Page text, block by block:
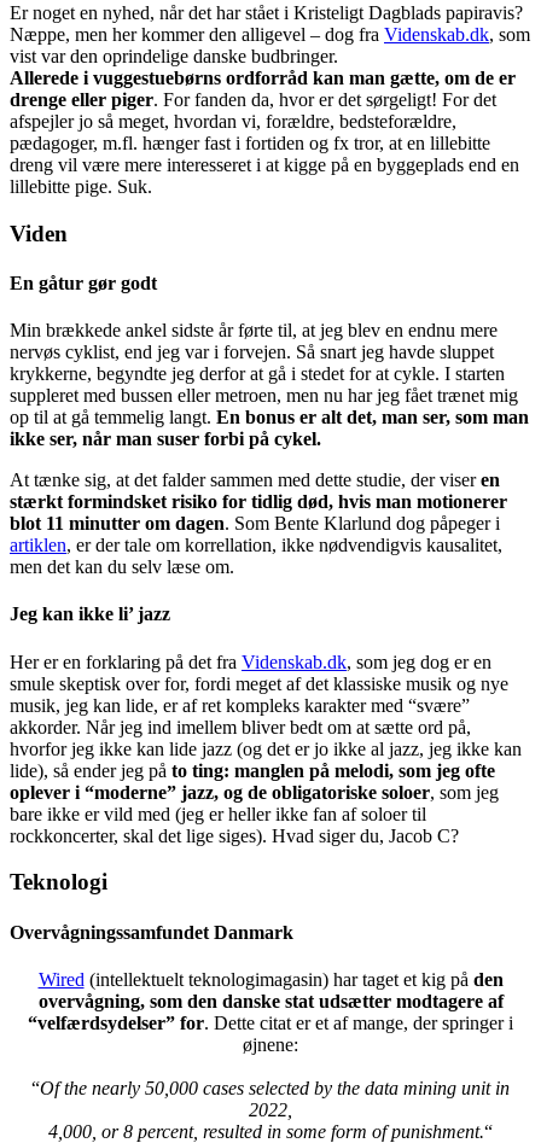
Er noget en nyhed, når det har stået i Kristeligt Dagblads papiravis?
Næppe, men her kommer den alligevel – dog fra Videnskab.dk, som
vist var den oprindelige danske budbringer.
Allerede i vuggestuebørns ordforråd kan man gætte, om de er
drenge eller piger. For fanden da, hvor er det sørgeligt! For det
afspejler jo så meget, hvordan vi, forældre, bedsteforældre,
pædagoger, m.fl. hænger fast i fortiden og fx tror, at en lillebitte
dreng vil være mere interesseret i at kigge på en byggeplads end en
lillebitte pige. Suk.
Viden
En gåtur gør godt
Min brækkede ankel sidste år førte til, at jeg blev en endnu mere
nervøs cyklist, end jeg var i forvejen. Så snart jeg havde sluppet
krykkerne, begyndte jeg derfor at gå i stedet for at cykle. I starten
suppleret med bussen eller metroen, men nu har jeg fået trænet mig
op til at gå temmelig langt. En bonus er alt det, man ser, som man
ikke ser, når man suser forbi på cykel.
At tænke sig, at det falder sammen med dette studie, der viseren
stærkt formindsket risiko for tidlig død, hvis man motionerer
blot 11 minutter om dagen. Som Bente Klarlund dog påpeger i
artiklen, er der tale om korrellation, ikke nødvendigvis kausalitet,
men det kan du selv læse om.
Jeg kan ikke li’ jazz
Her er en forklaring på det fra Videnskab.dk, som jeg dog er en
smule skeptisk over for, fordi meget af det klassiske musik og nye
musik, jeg kan lide, er af ret kompleks karakter med “svære”
akkorder. Når jeg ind imellem bliver bedt om at sætte ord på,
hvorfor jeg ikke kan lide jazz (og det er jo ikke al jazz, jeg ikke kan
lide), så ender jeg på to ting: manglen på melodi, som jeg ofte
oplever i “moderne” jazz, og de obligatoriske soloer, som jeg
bare ikke er vild med (jeg er heller ikke fan af soloer til
rockkoncerter, skal det lige siges). Hvad siger du, Jacob C?
Teknologi
Overvågningssamfundet Danmark
Wired (intellektuelt teknologimagasin) har taget et kig på den
overvågning, som den danske stat udsætter modtagere af
“velfærdsydelser” for. Dette citat er et af mange, der springer i
øjnene:
“Of the nearly 50,000 cases selected by the data mining unit in
2022,
4,000, or 8 percent, resulted in some form of punishment.“